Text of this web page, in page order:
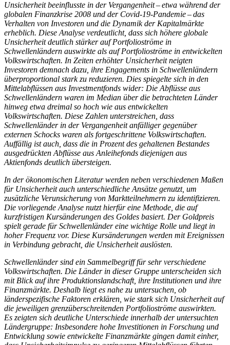
Unsicherheit beeinflusste in der Vergangenheit – etwa während der
globalen Finanzkrise 2008 und der Covid-19-Pandemie – das
Verhalten von Investoren und die Dynamik der Kapitalmärkte
erheblich. Diese Analyse verdeutlicht, dass sich höhere globale
Unsicherheit deutlich stärker auf Portfolioströme in
Schwellenländern auswirkte als auf Portfolioströme in entwickelten
Volkswirtschaften. In Zeiten erhöhter Unsicherheit neigten
Investoren demnach dazu, ihre Engagements in Schwellenländern
überproportional stark zu reduzieren. Dies spiegelte sich in den
Mittelabflüssen aus Investmentfonds wider: Die Abflüsse aus
Schwellenländern waren im Median über die betrachteten Länder
hinweg etwa dreimal so hoch wie aus entwickelten
Volkswirtschaften. Diese Zahlen unterstreichen, dass
Schwellenländer in der Vergangenheit anfälliger gegenüber
externen Schocks waren als fortgeschrittene Volkswirtschaften.
Auffällig ist auch, dass die in Prozent des gehaltenen Bestandes
ausgedrückten Abflüsse aus Anleihefonds diejenigen aus
Aktienfonds deutlich übersteigen.
In der ökonomischen Literatur werden neben verschiedenen Maßen
für Unsicherheit auch unterschiedliche Ansätze genutzt, um
zusätzliche Verunsicherung von Marktteilnehmern zu identifizieren.
Die vorliegende Analyse nutzt hierfür eine Methode, die auf
kurzfristigen Kursänderungen des Goldes basiert. Der Goldpreis
spielt gerade für Schwellenländer eine wichtige Rolle und liegt in
hoher Frequenz vor. Diese Kursänderungen werden mit Ereignissen
in Verbindung gebracht, die Unsicherheit auslösten.
Schwellenländer sind ein Sammelbegriff für sehr verschiedene
Volkswirtschaften. Die Länder in dieser Gruppe unterscheiden sich
mit Blick auf ihre Produktionslandschaft, ihre Institutionen und ihre
Finanzmärkte. Deshalb liegt es nahe zu untersuchen, ob
länderspezifische Faktoren erklären, wie stark sich Unsicherheit auf
die jeweiligen grenzüberschreitenden Portfolioströme auswirkten.
Es zeigten sich deutliche Unterschiede innerhalb der untersuchten
Ländergruppe: Insbesondere hohe Investitionen in Forschung und
Entwicklung sowie entwickelte Finanzmärkte gingen damit einher,